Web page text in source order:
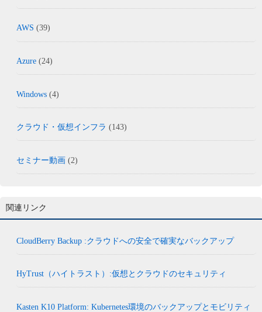
AWS (39)
Azure (24)
Windows (4)
クラウド・仮想インフラ (143)
セミナー動画 (2)
関連リンク
CloudBerry Backup :クラウドへの安全で確実なバックアップ
HyTrust（ハイトラスト）:仮想とクラウドのセキュリティ
Kasten K10 Platform: Kubernetes環境のバックアップとモビリティ